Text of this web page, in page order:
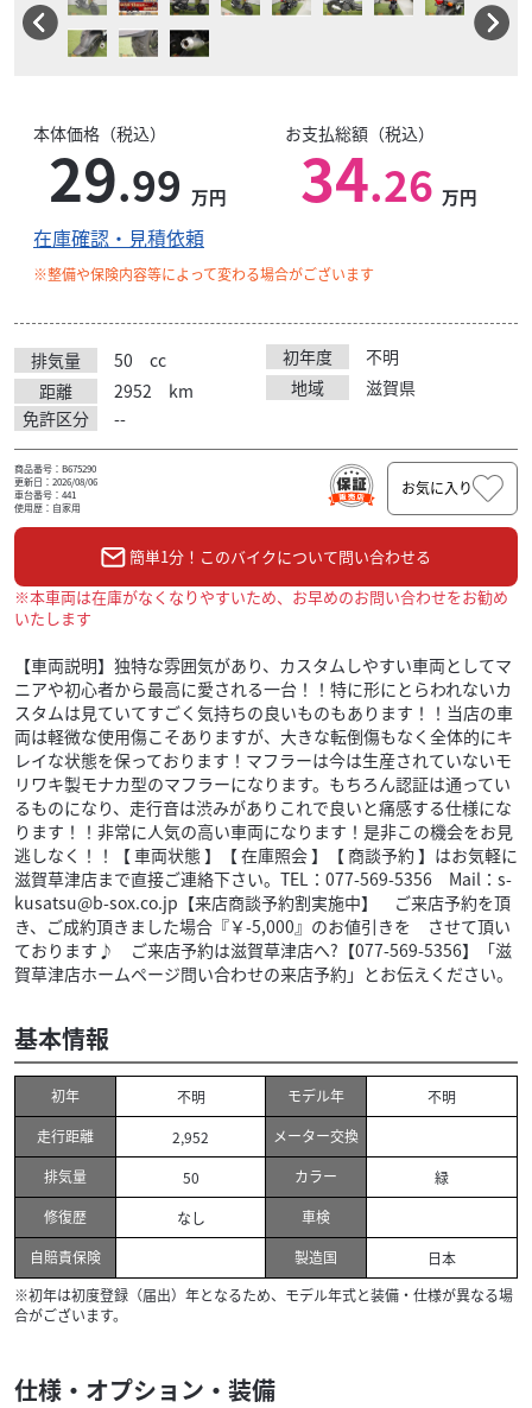
本体価格（税込）
29.99 万円
お支払総額（税込）
34.26 万円
在庫確認・見積依頼
※整備や保険内容等によって変わる場合がございます
排気量 50 cc 初年度
不明
距離
2952 km 地域
滋賀県
免許区分
--
商品番号：B675290
更新日：2026/08/06
車台番号：441
使用歴：自家用
お気に入り
簡単1分！このバイクについて問い合わせる
※本車両は在庫がなくなりやすいため、お早めのお問い合わせをお勧め
いたします
【車両説明】独特な雰囲気があり、カスタムしやすい車両としてマ
ニアや初心者から最高に愛される一台！！特に形にとらわれないカ
スタムは見ていてすごく気持ちの良いものもあります！！当店の車
両は軽微な使用傷こそありますが、大きな転倒傷もなく全体的にキ
レイな状態を保っております！マフラーは今は生産されていないモ
リワキ製モナカ型のマフラーになります。もちろん認証は通ってい
るものになり、走行音は渋みがありこれで良いと痛感する仕様にな
ります！！非常に人気の高い車両になります！是非この機会をお見
逃しなく！！【 車両状態 】【 在庫照会 】【 商談予約 】はお気軽に
滋賀草津店まで直接ご連絡下さい。TEL：077-569-5356 Mail：s-
kusatsu@b-sox.co.jp【来店商談予約割実施中】 ご来店予約を頂
き、ご成約頂きました場合『￥-5,000』のお値引きを させて頂い
ております♪ ご来店予約は滋賀草津店へ?【077-569-5356】「滋
賀草津店ホームページ問い合わせの来店予約」とお伝えください。
基本情報
初年 不明 モデル年
不明
走行距離
2,952
メーター交換
排気量
50 カラー
緑
修復歴
なし
車検
自賠責保険
製造国
日本
※初年は初度登録（届出）年となるため、モデル年式と装備・仕様が異なる場
合がございます。
仕様・オプション・装備